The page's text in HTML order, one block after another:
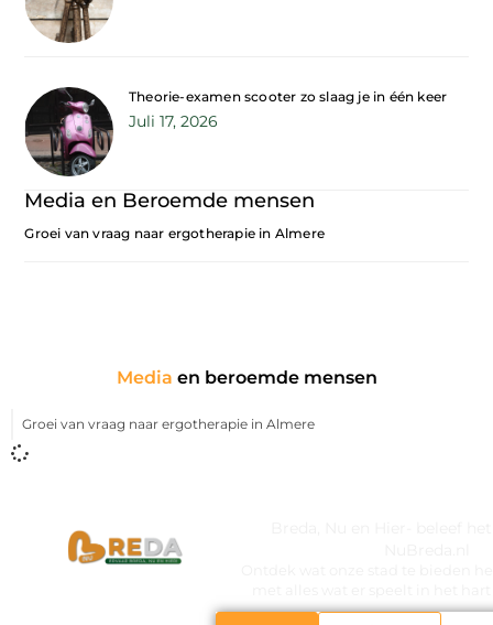
Theorie-examen scooter zo slaag je in één keer
Juli 17, 2026
Media en Beroemde mensen
Groei van vraag naar ergotherapie in Almere
Media en beroemde mensen
Groei van vraag naar ergotherapie in Almere